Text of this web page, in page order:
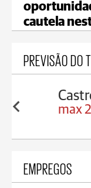
cautela
PREVISÃO DO
18°C
EMPREGOS